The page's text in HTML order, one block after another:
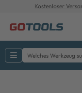
Kostenloser